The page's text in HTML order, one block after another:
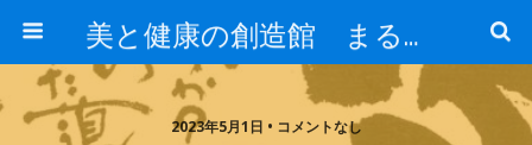
美と健康の創造館 まるとみ薬品 ぐんまの薬屋 芳さんのブログ
2023年5月1日 • コメントなし